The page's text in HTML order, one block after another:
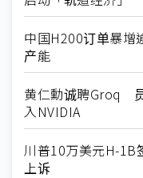
中国H200订单暴
产能
黄仁勳诚聘Groq
入NVIDIA
川普10万美元H-
上诉